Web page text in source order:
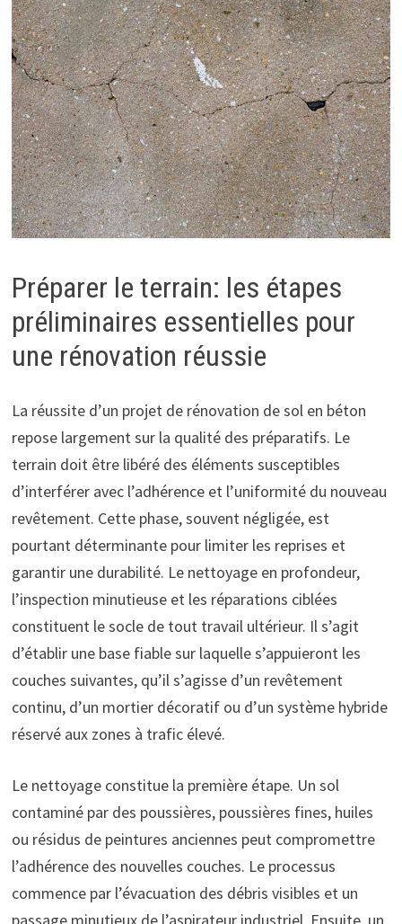
Préparer le terrain: les étapes
préliminaires essentielles pour
une rénovation réussie
La réussite d’un projet de rénovation de sol en béton
repose largement sur la qualité des préparatifs. Le
terrain doit être libéré des éléments susceptibles
d’interférer avec l’adhérence et l’uniformité du nouveau
revêtement. Cette phase, souvent négligée, est
pourtant déterminante pour limiter les reprises et
garantir une durabilité. Le nettoyage en profondeur,
l’inspection minutieuse et les réparations ciblées
constituent le socle de tout travail ultérieur. Il s’agit
d’établir une base fiable sur laquelle s’appuieront les
couches suivantes, qu’il s’agisse d’un revêtement
continu, d’un mortier décoratif ou d’un système hybride
réservé aux zones à trafic élevé.
Le nettoyage constitue la première étape. Un sol
contaminé par des poussières, poussières fines, huiles
ou résidus de peintures anciennes peut compromettre
l’adhérence des nouvelles couches. Le processus
commence par l’évacuation des débris visibles et un
passage minutieux de l’aspirateur industriel. Ensuite, un